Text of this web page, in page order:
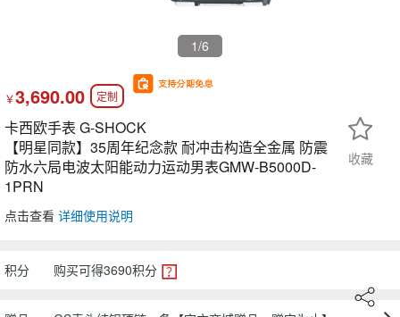
1/6
￥3,690.00 定制
卡西欧手表 G-SHOCK
【明星同款】35周年纪念款 耐冲击构造全金属 防震
防水六局电波太阳能动力运动男表GMW-B5000D-
1PRN
点击查看 详细使用说明
收藏
积分 购买可得3690积分